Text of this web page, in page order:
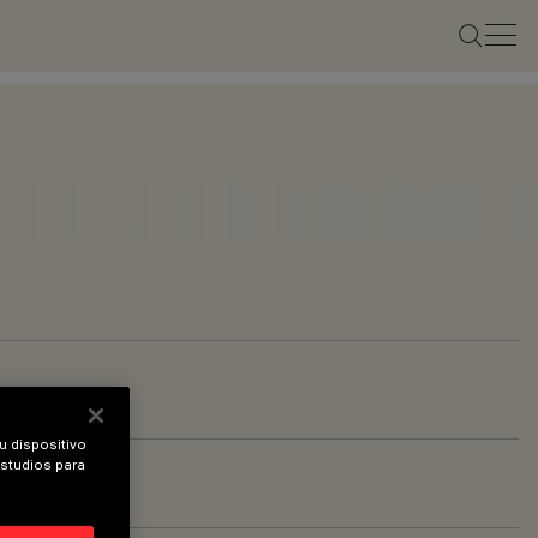
dispositivo
para